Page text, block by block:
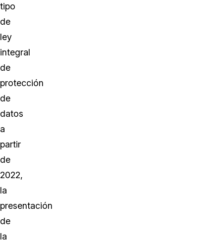
tipo
de
ley
integral
de
protección
de
datos
a
partir
de
2022,
la
presentación
de
la